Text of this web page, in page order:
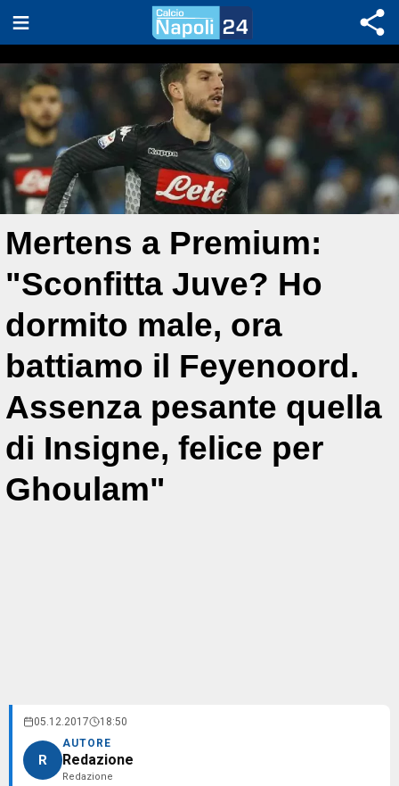
Mertens a Premium:
"Sconfitta Juve? Ho
dormito male, ora
battiamo il Feyenoord.
Assenza pesante quella
di Insigne, felice per
Ghoulam"
05.12.2017 18:50
R
AUTORE
Redazione
Redazione